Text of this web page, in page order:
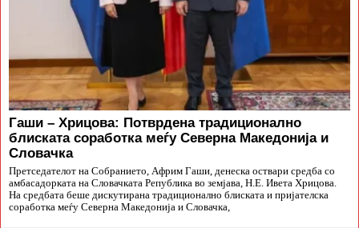
Гаши – Хрицова: Потврдена традиционално
блиската соработка меѓу Северна Македонија и
Словачка
Претседателот на Собранието, Африм Гаши, денеска оствари средба со
амбасадорката на Словачката Република во земјава, Н.Е. Ивета Хрицова.
На средбата беше дискутирана традиционално блиската и пријателска
соработка меѓу Северна Македонија и Словачка,